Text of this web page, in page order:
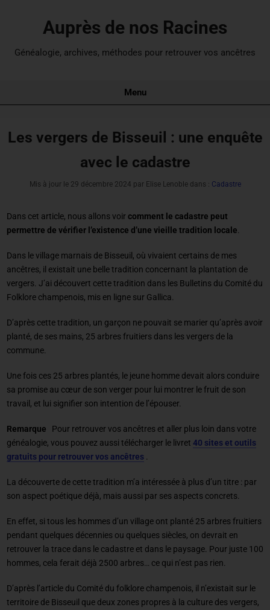
Auprès de nos Racines
Généalogie, archives, méthodes pour retrouver vos ancêtres
Menu
Les vergers de Bisseuil : une enquête
avec le cadastre
Mis à jour le 29 décembre 2024 par Elise Lenoble dans : Cadastre
Dans cet article, nous allons voircomment le cadastre peut
permettre de vérifier l’existence d’une vieille tradition locale.
Dans le village marnais de Bisseuil, où vivaient certains de mes
ancêtres, il existait une belle tradition concernant la plantation de
vergers. J’ai découvert cette tradition dans les Bulletins du Comité du
Folklore champenois, mis en ligne sur Gallica.
D’après cette tradition, un garçon ne pouvait se marier qu’après avoir
planté, de ses mains, 25 arbres fruitiers dans les vergers de la
commune.
Une fois ces 25 arbres plantés, le jeune homme devait alors conduire
sa promise au cœur de son verger pour lui montrer le fruit de son
travail, et lui signifier son intention de l’épouser.
Remarque Pour retrouver vos ancêtres et aller plus loin dans votre
généalogie, vous pouvez aussi télécharger le livret 40 sites et outils
gratuits pour retrouver vos ancêtres.
La découverte de cette tradition m’a intéressée à plus d’un titre : par
son aspect poétique déjà, mais aussi par ses aspects concrets.
En effet, si tous les hommes d’un village ont planté 25 arbres fruitiers
pendant quelques décennies ou quelques siècles, on devrait en
retrouver la trace dans le cadastre et dans le paysage. Pour juste 100
hommes, cela ferait déjà 2500 arbres… ce qui n’est pas rien.
D’après l’article du Comité du folklore champenois, il n’existait sur le
territoire de Bisseuil que deux zones propres à la culture des vergers,